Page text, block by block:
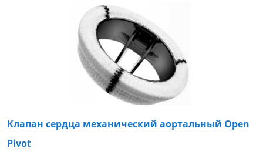
Клапан сердца механический аортальный Open
Pivot